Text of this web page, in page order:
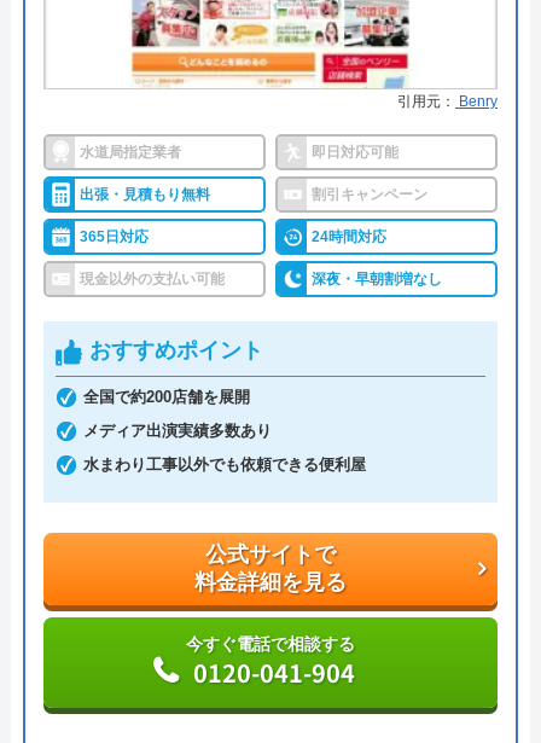
病院メンテナンスにも携わっており、専門知識や技
術への信頼性が高いです。
作業を依頼できます。早朝・深夜の料金割増はな
く、見積もりや出張料も無料なので、急なトラブル
でも気兼ねなく相談可能です。また、見積もり時に
「Webを見た」と申告すると、Web割で20%割引に
なります。
支払い方法にコンビニ後払いも選べるので、急な出
費で手持ちがなくても修理が可能です。他にも、ク
レジットカード払いや楽天ペイも利用でき、都合の
良い方法で支払えます。
料金詳細を見る
今すぐ電話で相談する
0120-742-190
引用元： Benry
水道局指定業者 即日対応可能
出張・見積もり無料 割引キャンペーン
365日対応 24時間対応
現金以外の支払い可能 深夜・早朝割増なし
おすすめポイント
全国で約200店舗を展開
メディア出演実績多数あり
水まわり工事以外でも依頼できる便利屋
公式サイトで
料金詳細を見る
今すぐ電話で相談する
0120-041-904